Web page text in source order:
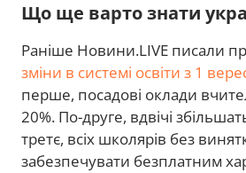
Що ще варто знати
Раніше Новини.LIVE писали
зміни в системі освіти з 1
перше, посадові оклади
20%. По-друге, вдвічі
третє, всіх школярів без
забезпечувати безплатним